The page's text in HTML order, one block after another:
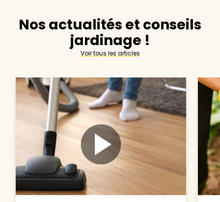
Nos actualités et conseils
jardinage !
Voir tous les articles